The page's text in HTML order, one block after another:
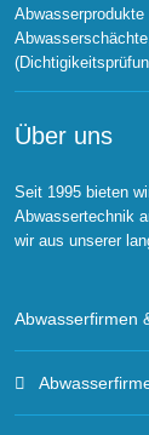
Abwasserprodukte
Über uns
Seit 1995 bieten
Abwassertechnik
wir aus unserer
Abwasserfirmen